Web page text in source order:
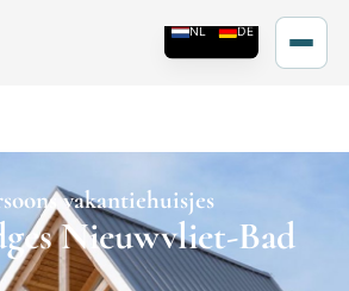
vakantiehuisjes
Nieuwvliet-Bad